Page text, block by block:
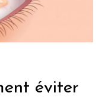
éviter